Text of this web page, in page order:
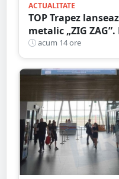
ACTUALITATE
TOP Trapez
metalic „ZIG
în Grădina Romei
acum 14 ore